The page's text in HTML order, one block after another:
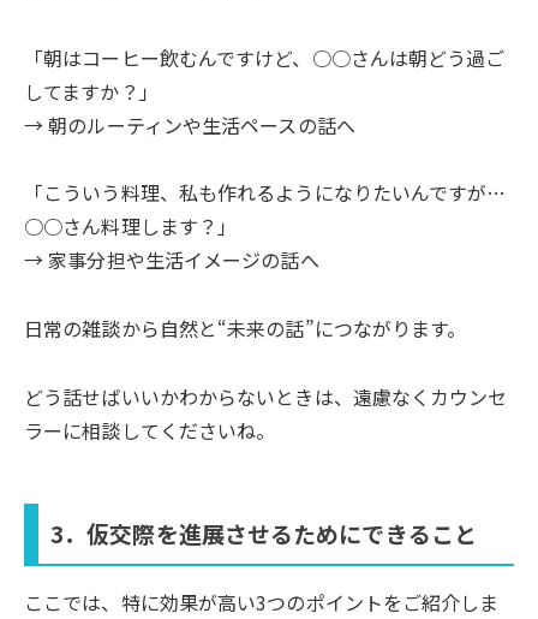
「朝はコーヒー飲むんですけど、○○さんは朝どう過ご
してますか？」
→ 朝のルーティンや生活ペースの話へ
「こういう料理、私も作れるようになりたいんですが…
○○さん料理します？」
→ 家事分担や生活イメージの話へ
日常の雑談から自然と“未来の話”につながります。
どう話せばいいかわからないときは、遠慮なくカウンセ
ラーに相談してくださいね。
3．仮交際を進展させるためにできること
ここでは、特に効果が高い3つのポイントをご紹介しま